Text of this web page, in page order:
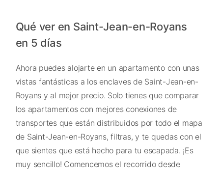
Qué ver en Saint-Jean-en-Royans
en 5 días
Ahora puedes alojarte en un apartamento con unas
vistas fantásticas a los enclaves de Saint-Jean-en-
Royans y al mejor precio. Solo tienes que comparar
los apartamentos con mejores conexiones de
transportes que están distribuidos por todo el mapa
de Saint-Jean-en-Royans, filtras, y te quedas con el
que sientes que está hecho para tu escapada. ¡Es
muy sencillo! Comencemos el recorrido desde